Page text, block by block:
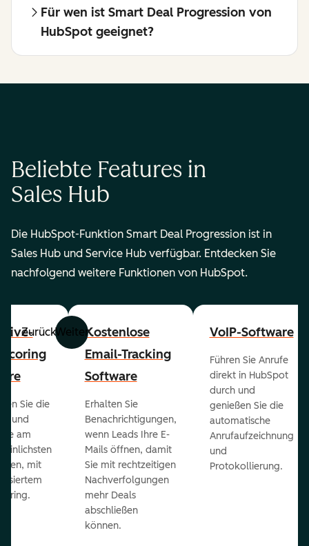
Für wen ist Smart Deal Progression von
HubSpot geeignet?
Beliebte Features in
Sales Hub
Die HubSpot-Funktion Smart Deal Progression ist in
Sales Hub und Service Hub verfügbar. Entdecken Sie
nachfolgend weitere Funktionen von HubSpot.
ZurückWeiter
Sie die
und
am
mit
Kostenlose
Email-Tracking
Software
Erhalten Sie
Benachrichtigungen,
wenn Leads Ihre E-
Mails öffnen, damit
Sie mit rechtzeitigen
Nachverfolgungen
mehr Deals
abschließen
können.
VoIP-Software
Führen Sie Anrufe
direkt in HubSpot
durch und
genießen Sie die
automatische
Anrufaufzeichnung
und
Protokollierung.